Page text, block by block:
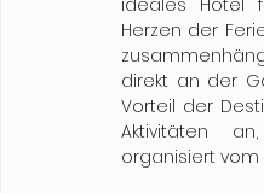
Herzen der
direkt an der
Vorteil der
Aktivitäten
organisiert vom